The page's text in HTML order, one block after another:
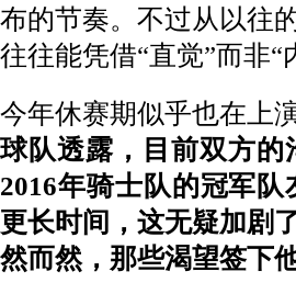
布的节奏。不过从以往
往往能凭借“直觉”而非
今年休赛期似乎也在上
球队透露，目前双方
2016年骑士队的冠军
更长时间，这无疑加剧
然而然，那些渴望签下